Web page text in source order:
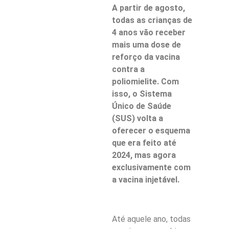
A partir de agosto,
todas as crianças de
4 anos vão receber
mais uma dose de
reforço da vacina
contra a
poliomielite. Com
isso, o Sistema
Único de Saúde
(SUS) volta a
oferecer o esquema
que era feito até
2024, mas agora
exclusivamente com
a vacina injetável.
Até aquele ano, todas